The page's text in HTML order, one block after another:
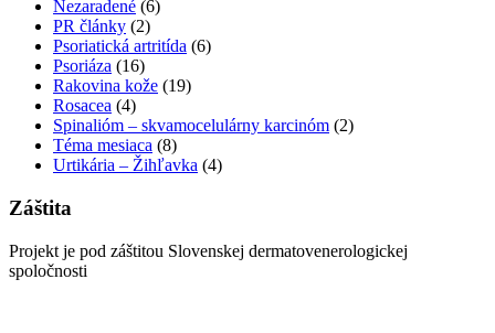
Nezaradené (6)
PR články (2)
Psoriatická artritída (6)
Psoriáza (16)
Rakovina kože (19)
Rosacea (4)
Spinalióm – skvamocelulárny karcinóm (2)
Téma mesiaca (8)
Urtikária – Žihľavka (4)
Záštita
Projekt je pod záštitou Slovenskej dermatovenerologickej
spoločnosti